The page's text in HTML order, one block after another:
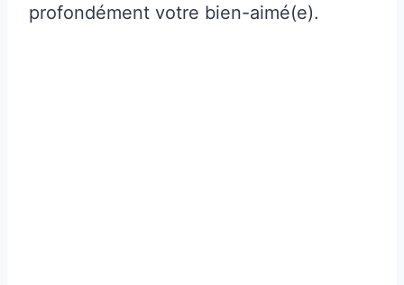
profondément votre bien-aimé(e).